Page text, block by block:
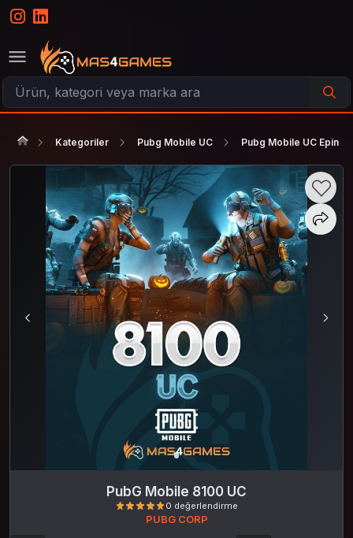
Kategoriler Pubg Mobile UC Pubg Mobile UC Epin
PubG Mobile 8100 UC
PUBG CORP